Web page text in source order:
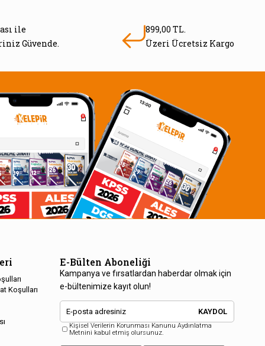
ile
Güvende.
899,00 TL.
Üzeri Ücretsiz Kargo
Koşulları
E-Bülten Aboneliği
Kampanya ve fırsatlardan haberdar olmak için
e-bültenimize kayıt olun!
KAYDOL
Kişisel Verilerin Korunması Kanunu Aydınlatma
Metnini kabul etmiş olursunuz.